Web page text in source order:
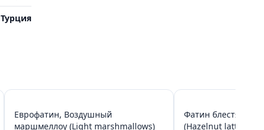
Турция
Еврофатин, Воздушный
маршмеллоу (Light marshmallows)
Фатин блестящий,
(Hazelnut latte)